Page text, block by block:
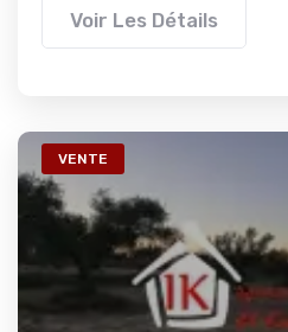
Voir Les Détails
VENTE